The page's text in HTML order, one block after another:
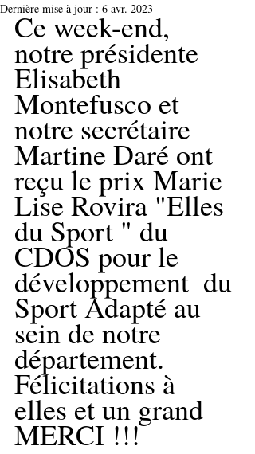
Dernière mise à jour : 6 avr. 2023
Ce week-end,
notre présidente
Elisabeth
Montefusco et
notre secrétaire
Martine Daré ont
reçu le prix Marie
Lise Rovira "Elles
du Sport " du
CDOS pour le
développement  du
Sport Adapté au
sein de notre
département.
Félicitations à
elles et un grand
MERCI !!!